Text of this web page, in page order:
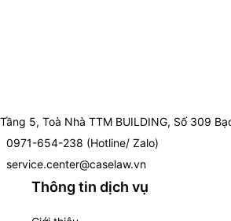
Tầng 5, Toà Nhà TTM BUILDING, Số 309
0971-654-238 (Hotline/ Zalo)
service.center@caselaw.vn
Thông tin dịch vụ